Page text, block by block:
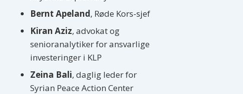
Bernt Apeland, Røde Kors-sjef
Kiran Aziz, advokat og
senioranalytiker for ansvarlige
investeringer i KLP
Zeina Bali, daglig leder for
Syrian Peace Action Center